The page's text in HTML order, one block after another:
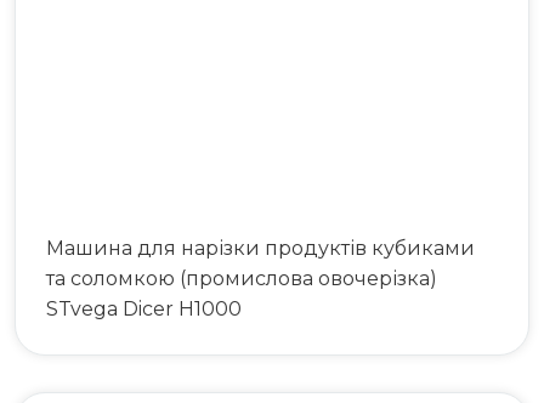
Машина для нарізки продуктів кубиками
та соломкою (промислова овочерізка)
STvega Dicer H1000